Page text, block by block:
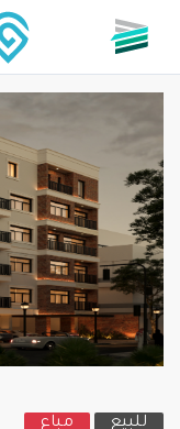
للبيع مباع